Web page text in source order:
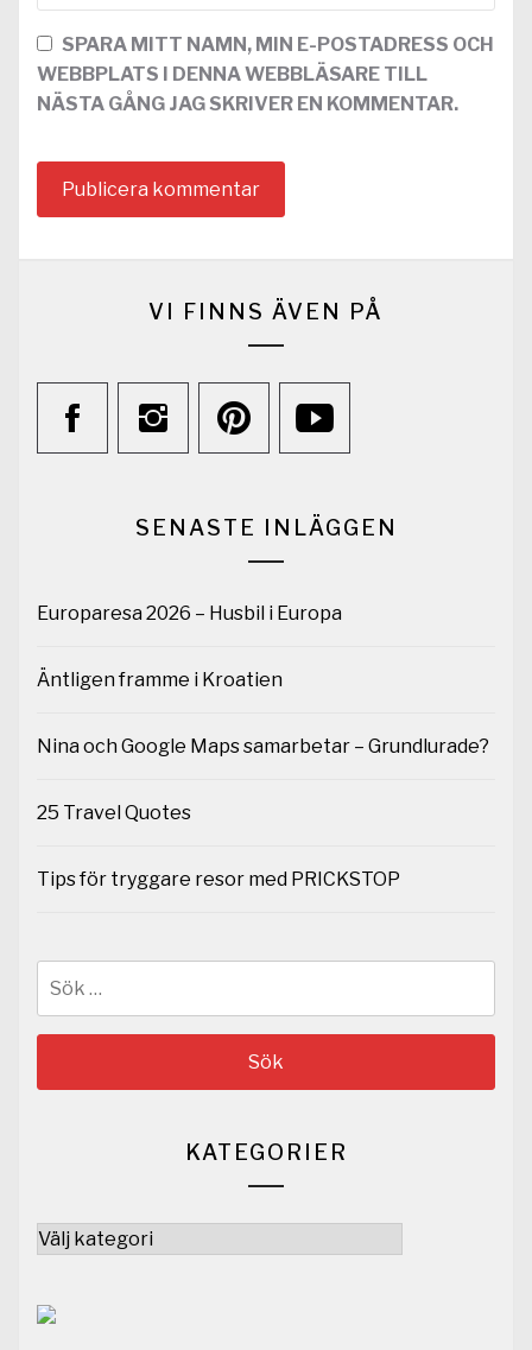
SPARA MITT NAMN, MIN E-POSTADRESS OCH
WEBBPLATS I DENNA WEBBLÄSARE TILL
NÄSTA GÅNG JAG SKRIVER EN KOMMENTAR.
VI FINNS ÄVEN PÅ
SENASTE INLÄGGEN
Europaresa 2026 – Husbil i Europa
Äntligen framme i Kroatien
Nina och Google Maps samarbetar – Grundlurade?
25 Travel Quotes
Tips för tryggare resor med PRICKSTOP
KATEGORIER
Kategorier